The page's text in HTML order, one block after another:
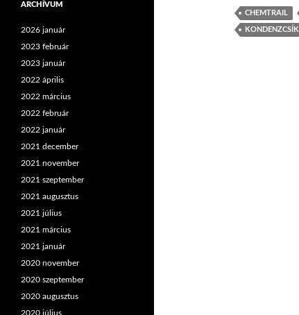
CHEMTRAIL
KONDENZCSÍK
ARCHÍVUM
2026 január
2023 február
2023 január
2022 április
2022 március
2022 február
2022 január
2021 december
2021 november
2021 szeptember
2021 augusztus
2021 július
2021 március
2021 január
2020 november
2020 szeptember
2020 augusztus
2020 július